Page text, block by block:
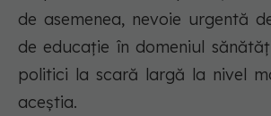
de asemenea, nevoie urgentă
de educație în domeniul
politici la scară largă la nivel
aceștia.